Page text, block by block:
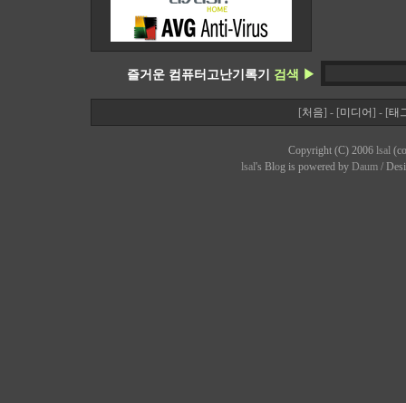
즐거운 컴퓨터고난기록기 검색 ▶
[처음] - [미디어] - [태
Copyright (C) 2006 lsal
lsal's Blog is powered by Daum/